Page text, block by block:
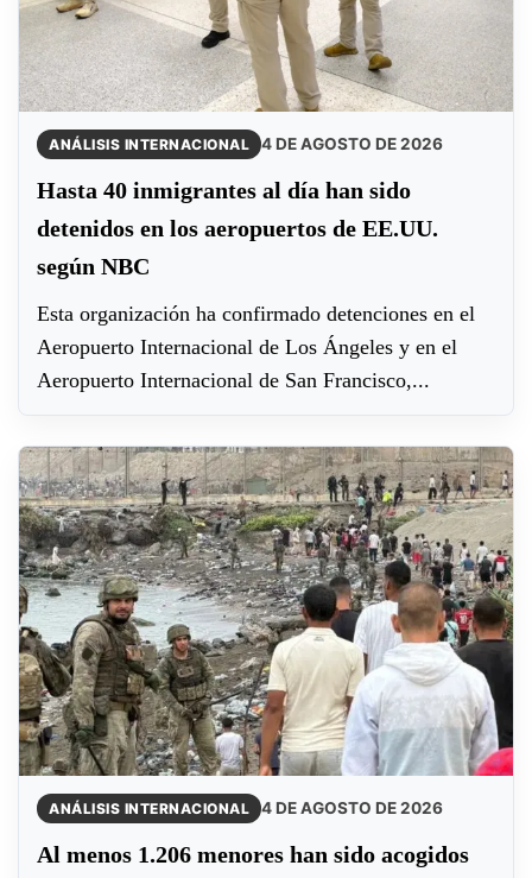
ANÁLISIS INTERNACIONAL 4 DE AGOSTO DE 2026
Hasta 40 inmigrantes al día han sido
detenidos en los aeropuertos de EE.UU.
según NBC
Esta organización ha confirmado detenciones en el
Aeropuerto Internacional de Los Ángeles y en el
Aeropuerto Internacional de San Francisco,...
ANÁLISIS INTERNACIONAL 4 DE AGOSTO DE 2026
Al menos 1.206 menores han sido acogidos